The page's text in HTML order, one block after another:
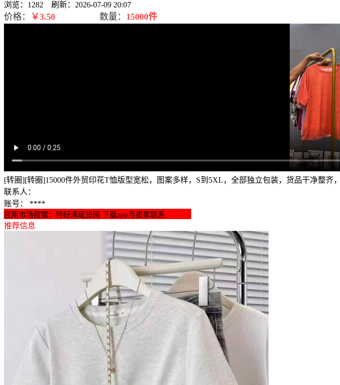
浏览：1282 刷新：2026-07-09 20:07
价格： ￥3.50 数量： 15000件
[转圈][转圈]15000件外贸印花T恤版型宽松，图案多样，S到5XL，全部独立包装，货品干净整齐
联系人：
账号：
****
应用市场搜索：特好清尾货网 下载app与卖家联系
推荐信息